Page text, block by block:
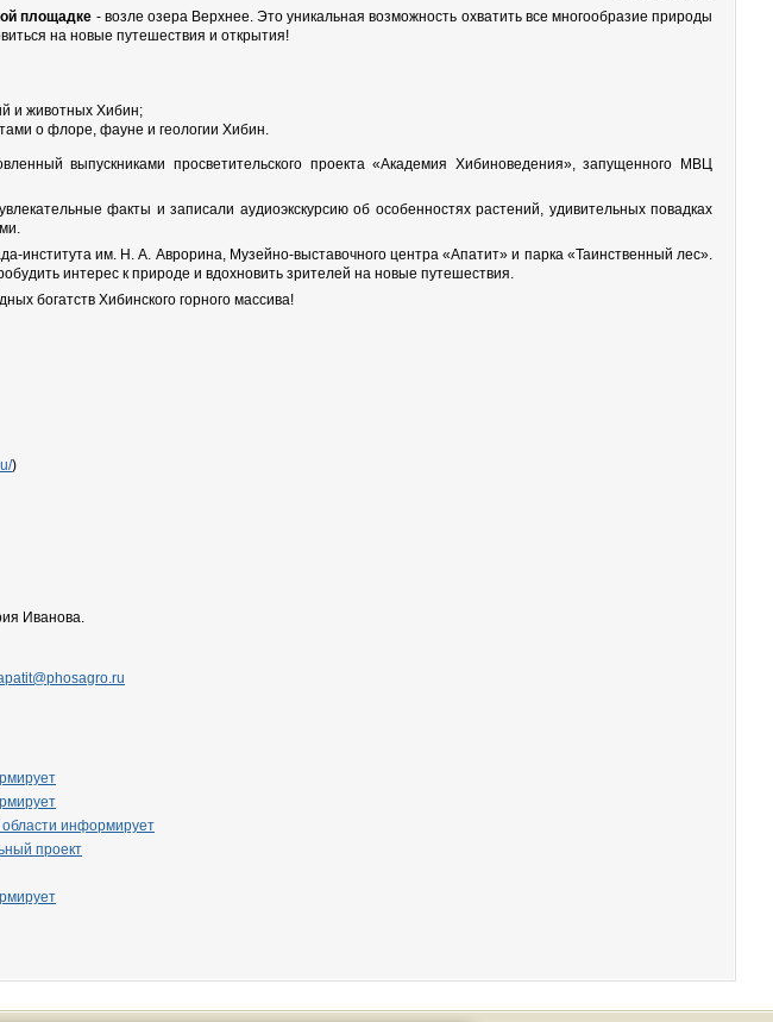
площадке - возле озера Верхнее. Это уникальная возможность охватить все многообразие природы
на новые путешествия и открытия!
и животных Хибин;
о флоре, фауне и геологии Хибин.
выпускниками просветительского проекта «Академия Хибиноведения», запущенного МВЦ
факты и записали аудиоэкскурсию об особенностях растений, удивительных повадках
института им. Н. А. Аврорина, Музейно-выставочного центра «Апатит» и парка «Таинственный лес».
интерес к природе и вдохновить зрителей на новые путешествия.
богатств Хибинского горного массива!
)
Иванова.
информирует
проект